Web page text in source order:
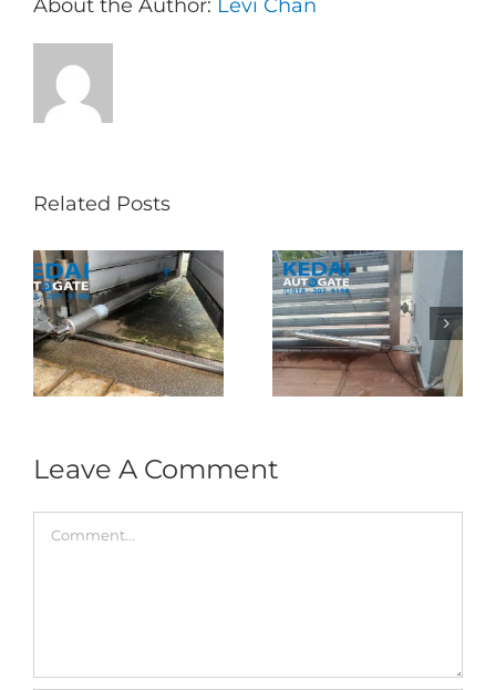
About the Author: Levi Chan
Related Posts
Autogate USJ –
Tukar 1 Unit OAE
333A Arm
Autogate
Folding Auto Gate
Repair in Puncak
Jalil – Auto Gate
Roller & Arm
Replacement
Leave A Comment